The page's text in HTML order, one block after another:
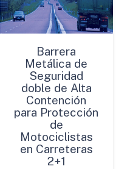
Barrera
Metálica de
Seguridad
doble de Alta
Contención
para Protección
de
Motociclistas
en Carreteras
2+1